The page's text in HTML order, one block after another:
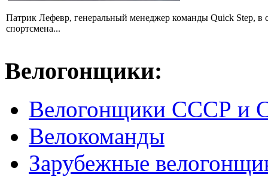
Патрик Лефевр, генеральный менеджер команды Quick Step, в
спортсмена...
Велогонщики:
Велогонщики СССР и
Велокоманды
Зарубежные